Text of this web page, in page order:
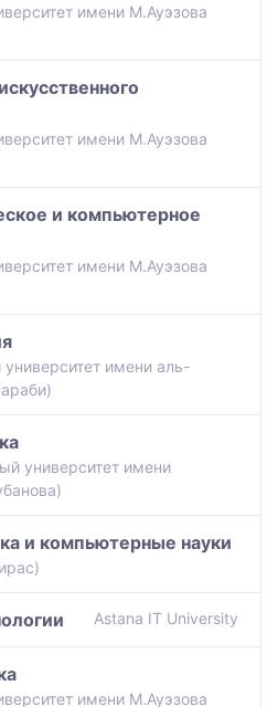
имени М.Ауэзова
имени М.Ауэзова
и компьютерное
имени М.Ауэзова
имени аль-
университет имени
и компьютерные науки
Astana IT University
имени М.Ауэзова